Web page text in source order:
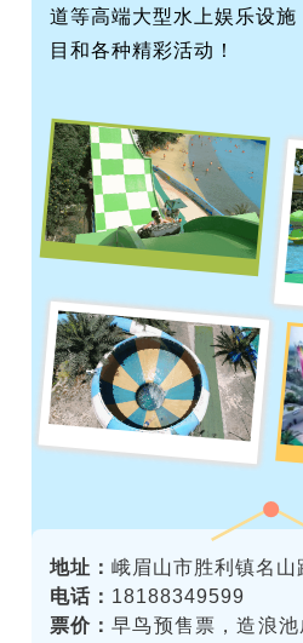
道等高端大型水上娱乐设
目和各种精彩活动！
地址： 峨眉山市胜利镇名
电话： 18188349599
票价：早鸟预售票，造浪池